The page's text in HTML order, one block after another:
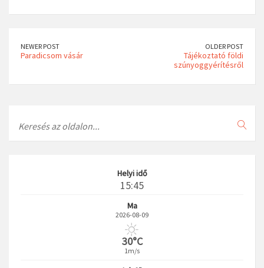
NEWER POST
Paradicsom vásár
OLDER POST
Tájékoztató földi
szúnyoggyérítésről
Helyi idő
15:45
Ma
2026-08-09
30°C
1m/s